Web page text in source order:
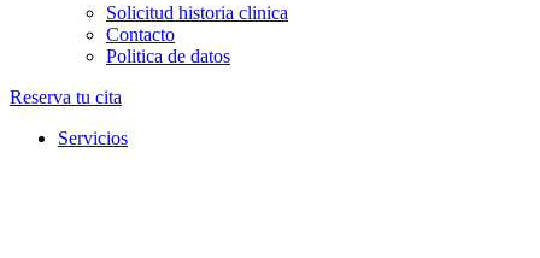
Solicitud historia clinica
Contacto
Politica de datos
Reserva tu cita
Servicios